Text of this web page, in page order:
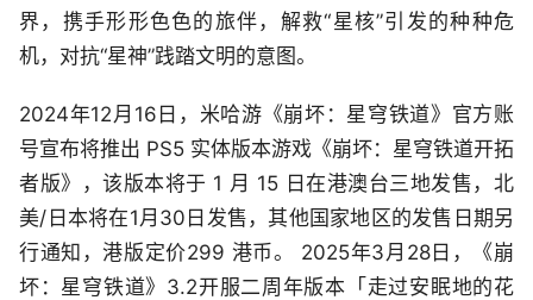
界，携手形形色色的旅伴，解救“星核”引发的种种危
机，对抗“星神”践踏文明的意图。
2024年12月16日，米哈游《崩坏：星穹铁道》官方账
号宣布将推出 PS5 实体版本游戏《崩坏：星穹铁道开拓
者版》，该版本将于 1 月 15 日在港澳台三地发售，北
美/日本将在1月30日发售，其他国家地区的发售日期另
行通知，港版定价299 港币。 2025年3月28日，《崩
坏：星穹铁道》3.2开服二周年版本「走过安眠地的花